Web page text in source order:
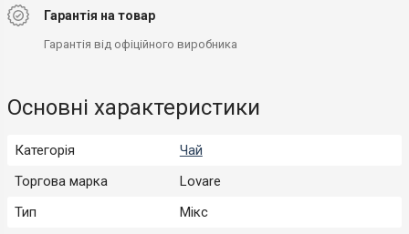
Гарантія на товар
Гарантія від офіційного виробника
Основні характеристики
Категорія
Чай
Торгова марка
Lovare
Тип
Мікс